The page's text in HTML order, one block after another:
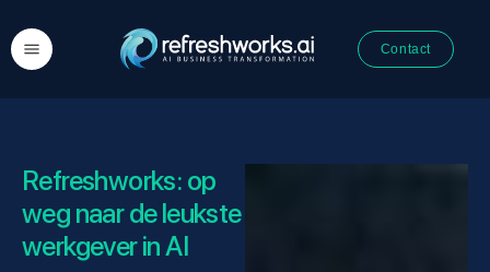
Contact
Refreshworks: op
weg naar de leukste
werkgever in AI